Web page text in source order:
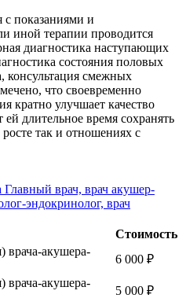
с показаниями и
иной терапии проводится
диагностика наступающих
состояния половых
консультация смежных
что своевременно
кратно улучшает качество
длительное время сохранять
так и отношениях с
Главный врач, врач акушер-
эндокринолог, врач
Стоимость
врача-акушера-
6 000 ₽
врача-акушера-
5 000 ₽